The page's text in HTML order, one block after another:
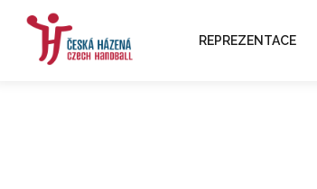
REPREZENTACE